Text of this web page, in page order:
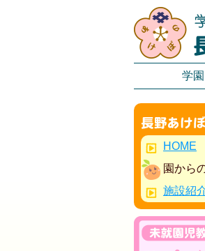
学
HOME
園から
施設紹